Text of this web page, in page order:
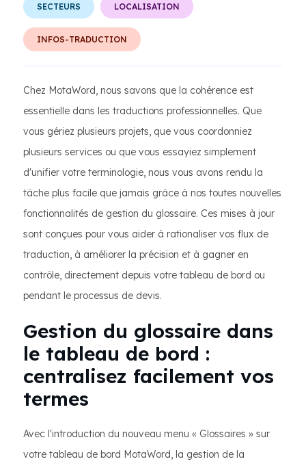
SECTEURS LOCALISATION
INFOS-TRADUCTION
Chez MotaWord, nous savons que la cohérence est
essentielle dans les traductions professionnelles. Que
vous gériez plusieurs projets, que vous coordonniez
plusieurs services ou que vous essayiez simplement
d'unifier votre terminologie, nous vous avons rendu la
tâche plus facile que jamais grâce à nos toutes nouvelles
fonctionnalités de gestion du glossaire. Ces mises à jour
sont conçues pour vous aider à rationaliser vos flux de
traduction, à améliorer la précision et à gagner en
contrôle, directement depuis votre tableau de bord ou
pendant le processus de devis.
Gestion du glossaire dans
le tableau de bord :
centralisez facilement vos
termes
Avec l'introduction du nouveau menu « Glossaires » sur
votre tableau de bord MotaWord, la gestion de la